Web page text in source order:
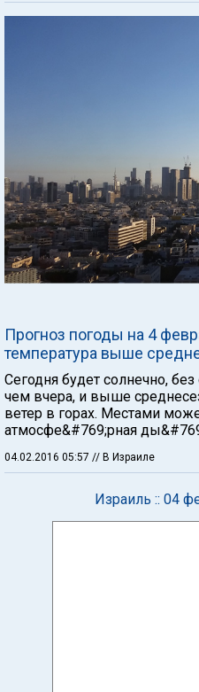
Прогноз погоды на 4
температура выше
Сегодня будет солнечно,
чем вчера, и выше
ветер в горах. Местами
атмосфе&#769;рная
04.02.2016 05:57 // В Израиле
Израиль :: 04